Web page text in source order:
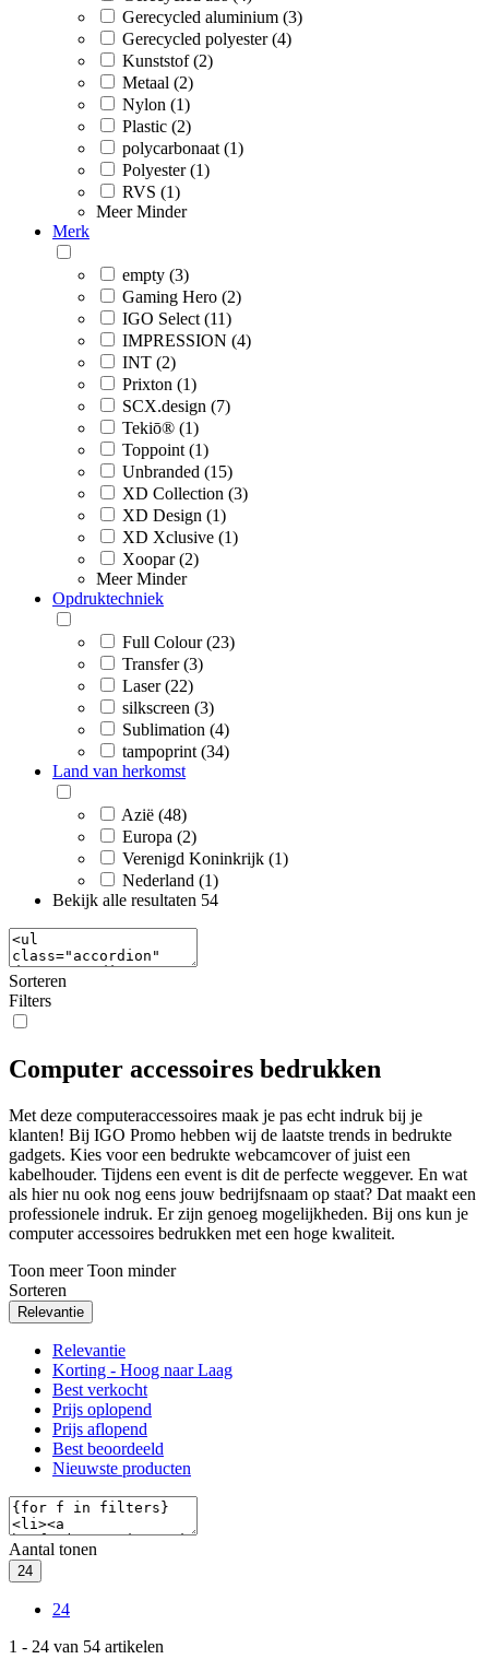
Gerecycled aluminium (3)
Gerecycled polyester (4)
Kunststof (2)
Metaal (2)
Nylon (1)
Plastic (2)
polycarbonaat (1)
Polyester (1)
RVS (1)
Meer Minder
Merk
empty (3)
Gaming Hero (2)
IGO Select (11)
IMPRESSION (4)
INT (2)
Prixton (1)
SCX.design (7)
Tekiō® (1)
Toppoint (1)
Unbranded (15)
XD Collection (3)
XD Design (1)
XD Xclusive (1)
Xoopar (2)
Meer Minder
Opdruktechniek
Full Colour (23)
Transfer (3)
Laser (22)
silkscreen (3)
Sublimation (4)
tampoprint (34)
Land van herkomst
Azië (48)
Europa (2)
Verenigd Koninkrijk (1)
Nederland (1)
Bekijk alle resultaten 54
Sorteren
Filters
Computer accessoires bedrukken
Met deze computeraccessoires maak je pas echt indruk bij je
klanten! Bij IGO Promo hebben wij de laatste trends in bedrukte
gadgets. Kies voor een bedrukte webcamcover of juist een
kabelhouder. Tijdens een event is dit de perfecte weggever. En wat
als hier nu ook nog eens jouw bedrijfsnaam op staat? Dat maakt een
professionele indruk. Er zijn genoeg mogelijkheden. Bij ons kun je
computer accessoires bedrukken met een hoge kwaliteit.
Toon meer Toon minder
Sorteren
Relevantie
Relevantie
Korting - Hoog naar Laag
Best verkocht
Prijs oplopend
Prijs aflopend
Best beoordeeld
Nieuwste producten
Aantal tonen
24
24
1 - 24 van 54 artikelen